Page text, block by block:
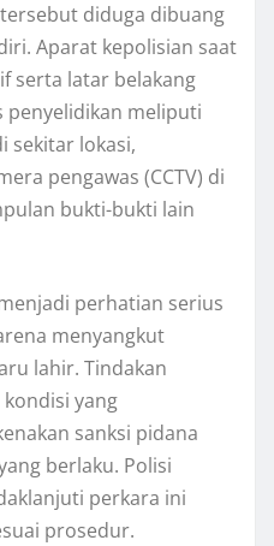
diduga dibuang
Aparat kepolisian saat
serta latar belakang
penyelidikan meliputi
sekitar lokasi,
pengawas (CCTV) di
bukti-bukti lain
perhatian serius
menyangkut
lahir. Tindakan
yang
sanksi pidana
berlaku. Polisi
perkara ini
prosedur.